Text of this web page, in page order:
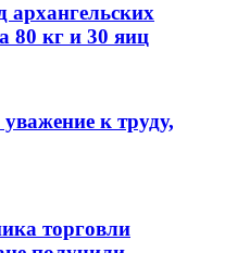
архангельских
80 кг и 30 яиц
к труду,
торговли